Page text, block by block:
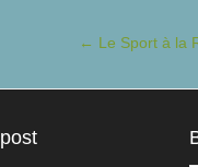
Navegación de
← Le Sport à la